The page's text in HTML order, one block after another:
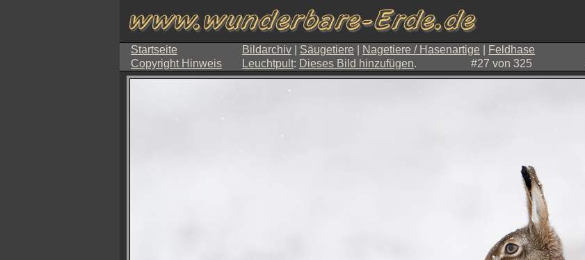
Startseite Bildarchiv Säugetiere Nagetiere / Hasenartige
Feldhase
Copyright Hinweis
Leuchtpult: Dieses Bild hinzufügen. #27 von 325